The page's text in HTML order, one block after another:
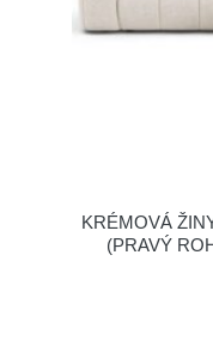
KRÉMOVÁ
(PRAVÝ